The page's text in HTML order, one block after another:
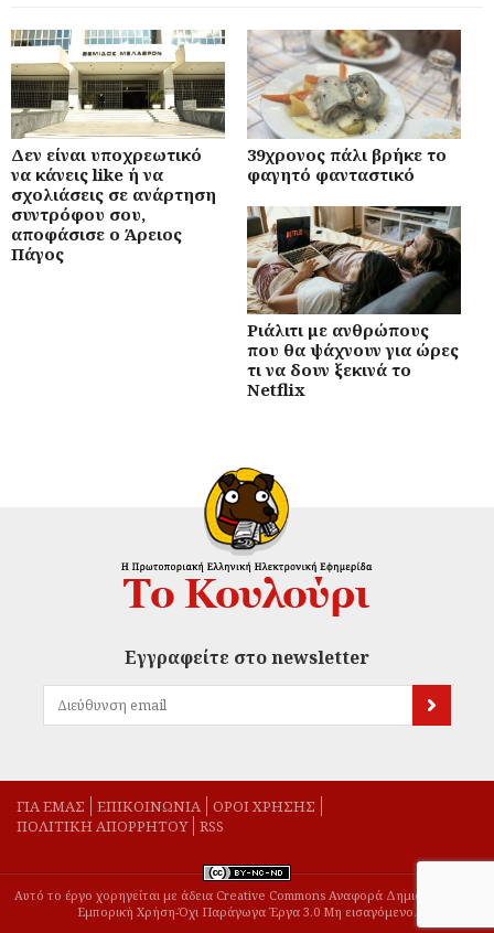
Δεν είναι υποχρεωτικό
να κάνεις like ή να
σχολιάσεις σε ανάρτηση
συντρόφου σου,
αποφάσισε ο Άρειος
Πάγος
39χρονος πάλι βρήκε το
φαγητό φανταστικό
Ριάλιτι με ανθρώπους
που θα ψάχνουν για ώρες
τι να δουν ξεκινά το
Netflix
Εγγραφείτε στο newsletter
ΓΙΑ ΕΜΑΣ EΠΙΚΟΙΝΩΝΙΑ
ΟΡΟΙ ΧΡΗΣΗΣ
ΠΟΛΙΤΙΚΗ ΑΠΟΡΡΗΤΟΥ
RSS
Αυτό το έργο χορηγείται με άδεια Creative Commons Αναφορά Δημιουργού-Μη
Εμπορική Χρήση-Όχι Παράγωγα Έργα 3.0 Μη εισαγόμενο.